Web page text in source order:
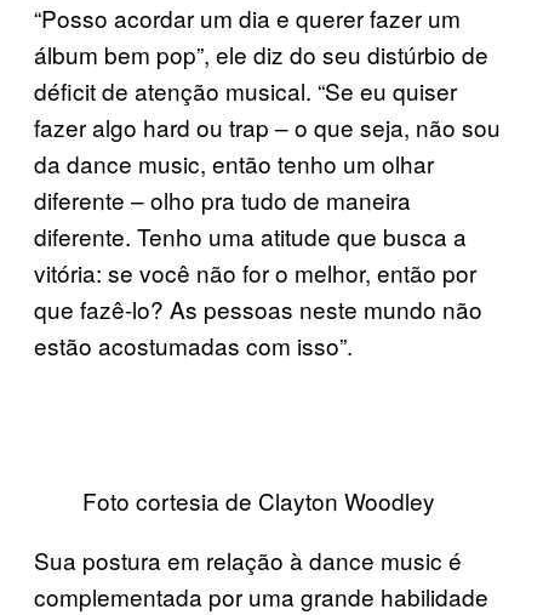
“Posso acordar um dia e querer fazer um
álbum bem pop”, ele diz do seu distúrbio de
déficit de atenção musical. “Se eu quiser
fazer algo hard ou trap – o que seja, não sou
da dance music, então tenho um olhar
diferente – olho pra tudo de maneira
diferente. Tenho uma atitude que busca a
vitória: se você não for o melhor, então por
que fazê-lo? As pessoas neste mundo não
estão acostumadas com isso”.
Foto cortesia de Clayton Woodley
Sua postura em relação à dance music é
complementada por uma grande habilidade